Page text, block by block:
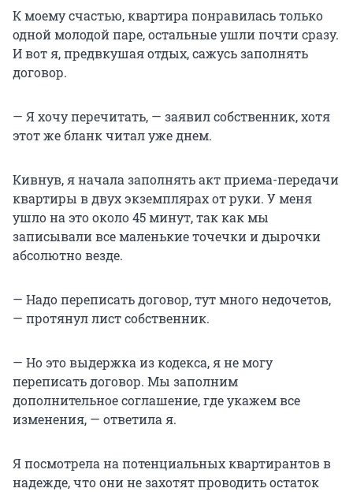
К моему счастью, квартира понравилась только
одной молодой паре, остальные ушли почти сразу.
И вот я, предвкушая отдых, сажусь заполнять
договор.
— Я хочу перечитать, — заявил собственник, хотя
этот же бланк читал уже днем.
Кивнув, я начала заполнять акт приема-передачи
квартиры в двух экземплярах от руки. У меня
ушло на это около 45 минут, так как мы
записывали все маленькие точечки и дырочки
абсолютно везде.
— Надо переписать договор, тут много недочетов,
— протянул лист собственник.
— Но это выдержка из кодекса, я не могу
переписать договор. Мы заполним
дополнительное соглашение, где укажем все
изменения, — ответила я.
Я посмотрела на потенциальных квартирантов в
надежде, что они не захотят проводить остаток